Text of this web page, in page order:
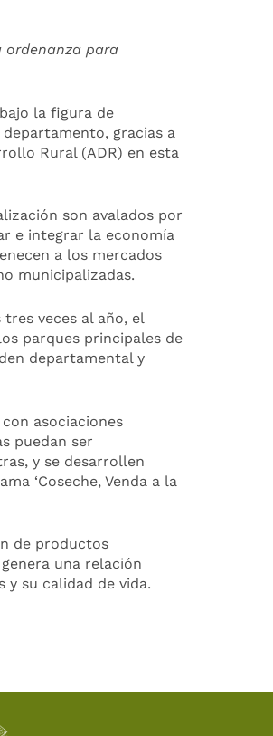
ordenanza para
la figura de
gracias a
Rural (ADR) en esta
son avalados por
e integrar la economía
a los mercados
municipalizadas.
veces al año, el
parques principales de
departamental y
asociaciones
puedan ser
y se desarrollen
‘Coseche, Venda a la
de productos
una relación
su calidad de vida.